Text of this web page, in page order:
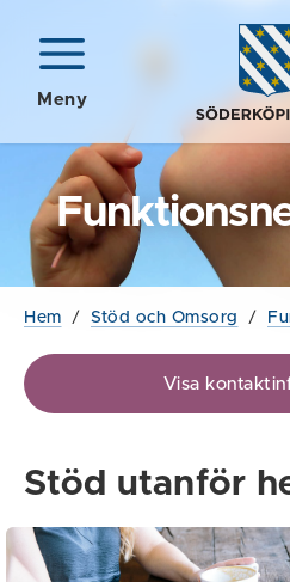
Meny
Hem / Stöd och Omsorg /
Visa
Stöd utanför